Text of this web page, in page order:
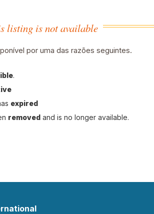
listing is not available
por uma das razões seguintes.
.
expired
removed and is no longer available.